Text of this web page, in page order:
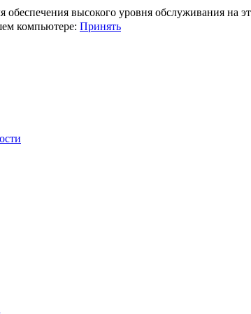
обеспечения высокого уровня обслуживания на
компьютере: Принять